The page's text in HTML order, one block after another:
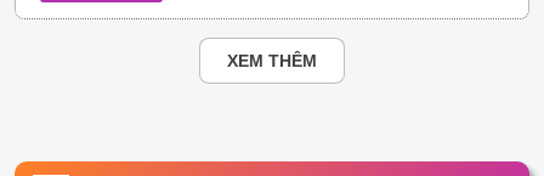
XEM THÊM